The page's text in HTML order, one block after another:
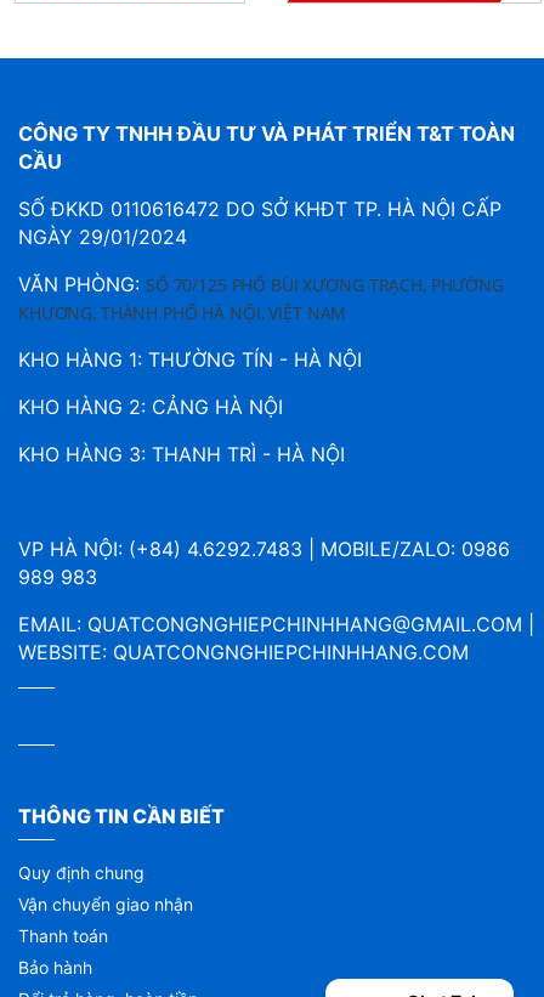
CÔNG TY TNHH ĐẦU TƯ VÀ PHÁT TRIỂN T&T TOÀN
CẦU
SỐ ĐKKD 0110616472 DO SỞ KHĐT TP. HÀ NỘI CẤP
NGÀY 29/01/2024
VĂN PHÒNG: SỐ 70/125 PHỐ BÙI XƯƠNG TRẠCH, PHƯỜNG
KHƯƠNG, THÀNH PHỐ HÀ NỘI, VIỆT NAM
KHO HÀNG 1: THƯỜNG TÍN - HÀ NỘI
KHO HÀNG 2: CẢNG HÀ NỘI
KHO HÀNG 3: THANH TRÌ - HÀ NỘI
VP HÀ NỘI: (+84) 4.6292.7483 | MOBILE/ZALO: 0986
989 983
EMAIL: QUATCONGNGHIEPCHINHHANG@GMAIL.COM
WEBSITE: QUATCONGNGHIEPCHINHHANG.COM
THÔNG TIN CẦN BIẾT
Quy định chung
Vận chuyển giao nhận
Thanh toán
Bảo hành